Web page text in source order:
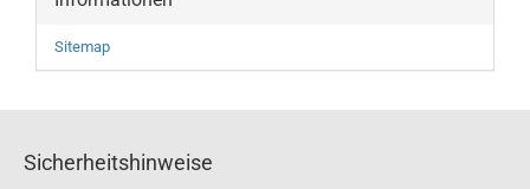
Sitemap
Sicherheitshinweise